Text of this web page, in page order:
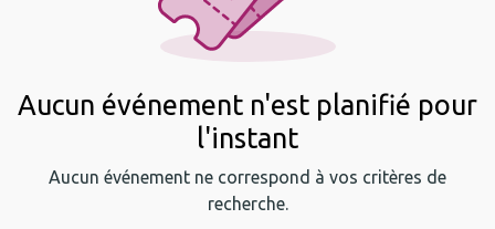
Aucun événement n'est planifié pour
l'instant
Aucun événement ne correspond à vos critères de
recherche.